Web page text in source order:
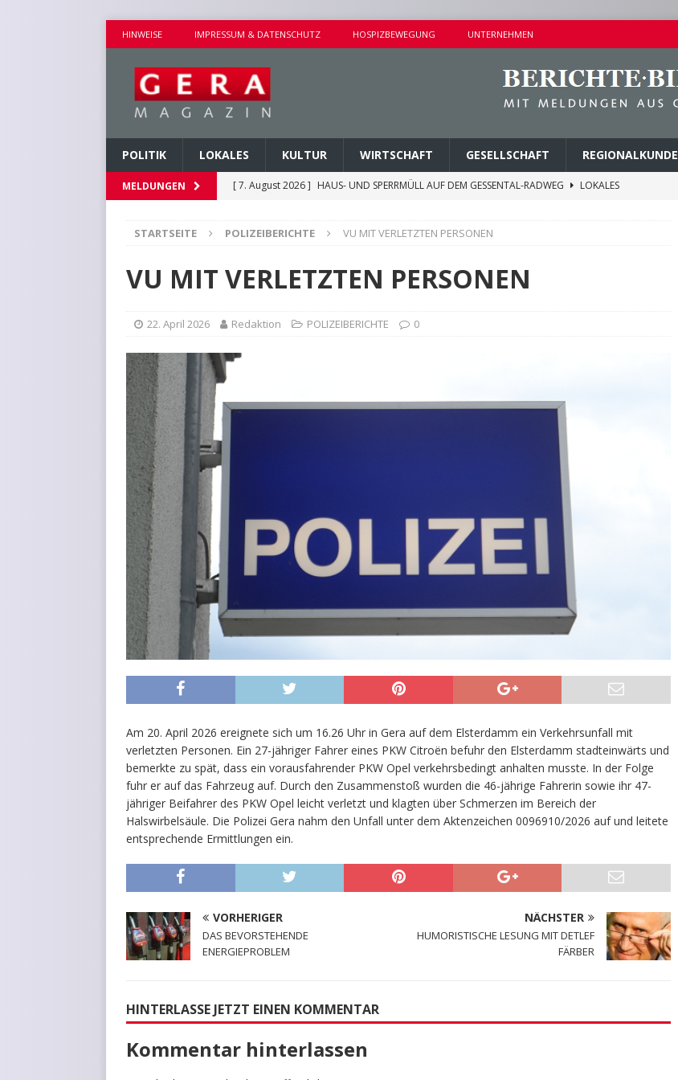
HINWEISE IMPRESSUM & DATENSCHUTZ HOSPIZBEWEGUNG UNTERNEHMEN
POLITIK LOKALES KULTUR WIRTSCHAFT GESELLSCHAFT REGIONALKUNDE
MELDUNGEN [ 7. August 2026 ] HAUS- UND SPERRMÜLL AUF DEM GESSENTAL-RADWEG
LOKALES
[ 7. August 2026 ]
NEUE FAHRPREISE SEIT 1. AUGUST 2026
[ 7. August 2026 ] KEINE WEITEREN DETAILS BEKANNT
VERMISCHTES
STARTSEITE POLIZEIBERICHTE VU MIT VERLETZTEN PERSONEN
VU MIT VERLETZTEN PERSONEN
22. April 2026 Redaktion POLIZEIBERICHTE 0
Am 20. April 2026 ereignete sich um 16.26 Uhr in Gera auf dem Elsterdamm ein Verkehrsunfall mit
verletzten Personen. Ein 27-jähriger Fahrer eines PKW Citroën befuhr den Elsterdamm stadteinwärts und
bemerkte zu spät, dass ein vorausfahrender PKW Opel verkehrsbedingt anhalten musste. In der Folge
fuhr er auf das Fahrzeug auf. Durch den Zusammenstoß wurden die 46-jährige Fahrerin sowie ihr 47-
jähriger Beifahrer des PKW Opel leicht verletzt und klagten über Schmerzen im Bereich der
Halswirbelsäule. Die Polizei Gera nahm den Unfall unter dem Aktenzeichen 0096910/2026 auf und leitete
entsprechende Ermittlungen ein.
VORHERIGER
DAS BEVORSTEHENDE
ENERGIEPROBLEM
NÄCHSTER
HUMORISTISCHE LESUNG MIT DETLEF
FÄRBER
HINTERLASSE JETZT EINEN KOMMENTAR
Kommentar hinterlassen